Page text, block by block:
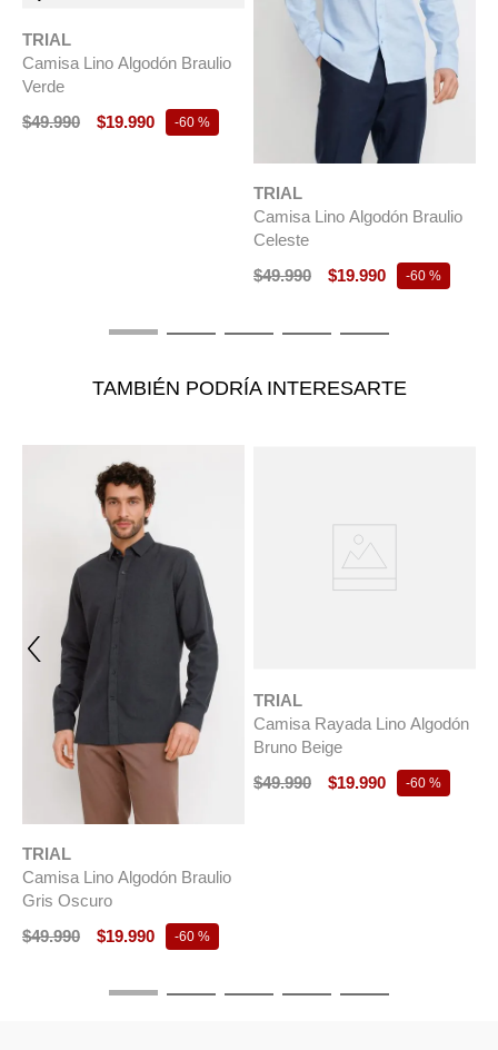
TRIAL
Camisa Lino Algodón Braulio
Verde
$49.990 $19.990 -60 %
TRIAL
Camisa Lino Algodón Braulio
Celeste
$49.990 $19.990 -60 %
TAMBIÉN PODRÍA INTERESARTE
TRIAL
Camisa Lino Algodón Braulio
Gris Oscuro
$49.990 $19.990 -60 %
TRIAL
Camisa Rayada Lino Algodón
Bruno Beige
$49.990 $19.990 -60 %